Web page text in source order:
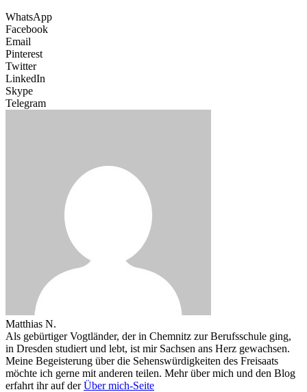
WhatsApp
Facebook
Email
Pinterest
Twitter
LinkedIn
Skype
Telegram
Matthias N.
Als gebürtiger Vogtländer, der in Chemnitz zur Berufsschule ging,
in Dresden studiert und lebt, ist mir Sachsen ans Herz gewachsen.
Meine Begeisterung über die Sehenswürdigkeiten des Freisaats
möchte ich gerne mit anderen teilen. Mehr über mich und den Blog
erfahrt ihr auf derÜber mich-Seite